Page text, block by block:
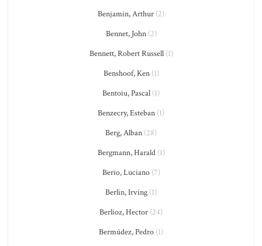
Benjamin, Arthur (2)
Bennet, John(2)
Bennett, Robert Russell(1)
Benshoof, Ken(1)
Bentoiu, Pascal (1)
Benzecry, Esteban (1)
Berg, Alban (28)
Bergmann, Harald(1)
Berio, Luciano(7)
Berlin, Irving (1)
Berlioz, Hector (24)
Bermúdez, Pedro (1)